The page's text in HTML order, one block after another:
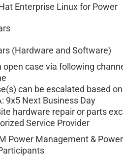
Enterprise Linux for Power
(Hardware and Software)
open case via following
can be escalated based
9x5 Next Business Day
hardware repair or parts
Service Provider
Power Management &